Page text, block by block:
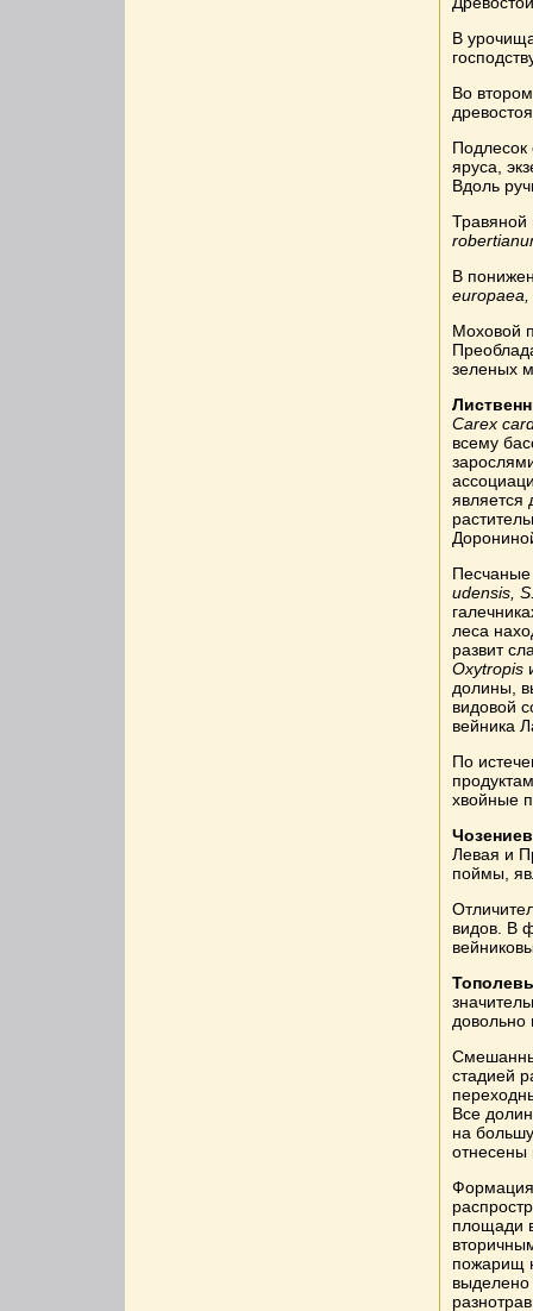
В
Во
Подлесок
яруса,
Вдоль
Травяной
В
Моховой
зеленых
Carex
всему
является
udensis,
леса
развит
Oxytropis
долины,
видовой
вейника
По
хвойные
Левая и
поймы,
видов. В
довольно
стадией
Все
на
отнесены
Формация
площади
пожарищ
выделено